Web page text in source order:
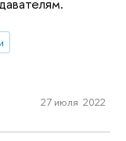
27 июля 2022